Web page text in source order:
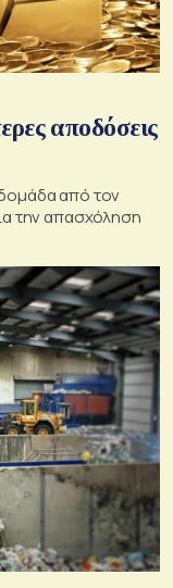
αποδόσεις
από τον
την απασχόληση